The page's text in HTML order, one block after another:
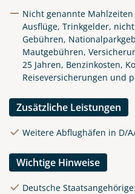
Nicht genannte
Ausflüge, Trinkgelder,
Gebühren,
Mautgebühren,
25 Jahren, Benzinkosten,
Reiseversicherungen und
Zusätzliche Leistungen
Weitere Abflughäfen in D/
Wichtige Hinweise
Deutsche